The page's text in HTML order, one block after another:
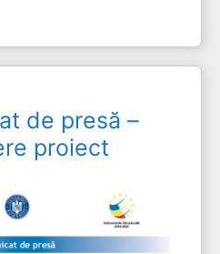
de presă –
proiect